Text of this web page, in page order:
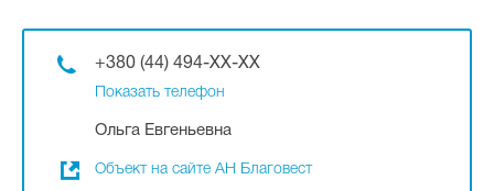
+380 (44) 494-XX-XX
Показать телефон
Ольга Евгеньевна
Объект на сайте АН Благовест